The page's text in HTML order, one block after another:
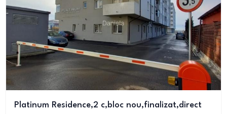
Platinum Residence,2 c,bloc nou,finalizat,direct